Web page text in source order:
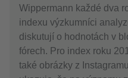
Wippermann každé dva
indexu výzkumníci
diskutují o hodnotách v
fórech. Pro index roku
také obrázky z